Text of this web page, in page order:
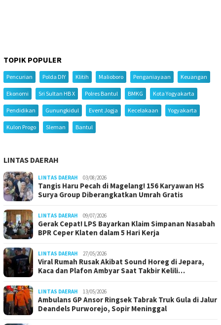
TOPIK POPULER
Pencurian Polda DIY Klitih Malioboro Penganiayaan Keuangan
Ekonomi Sri Sultan HB X Polres Bantul BMKG Kota Yogyakarta
Pendidikan Gunungkidul Event Jogja Kecelakaan Yogyakarta
Kulon Progo Sleman Bantul
LINTAS DAERAH
LINTAS DAERAH 03/08/2026
Tangis Haru Pecah di Magelang! 156 Karyawan HS
Surya Group Diberangkatkan Umrah Gratis
LINTAS DAERAH 09/07/2026
Gerak Cepat! LPS Bayarkan Klaim Simpanan Nasabah
BPR Ceper Klaten dalam 5 Hari Kerja
LINTAS DAERAH 27/05/2026
Viral Rumah Rusak Akibat Sound Horeg di Jepara,
Kaca dan Plafon Ambyar Saat Takbir Kelili…
LINTAS DAERAH 13/05/2026
Ambulans GP Ansor Ringsek Tabrak Truk Gula di Jalur
Deandels Purworejo, Sopir Meninggal